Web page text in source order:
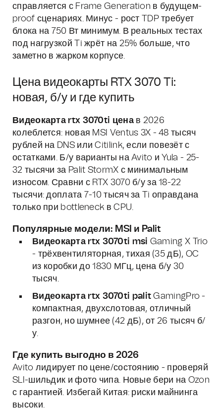
справляется с Frame Generation в будущем-
proof сценариях. Минус - рост TDP требует
блока на 750 Вт минимум. В реальных тестах
под нагрузкой Ti жрёт на 25% больше, что
заметно в жарком корпусе.
Цена видеокарты RTX 3070 Ti:
новая, б/у и где купить
Видеокарта rtx 3070ti ценав 2026
колеблется: новая MSI Ventus 3X - 48 тысяч
рублей на DNS или Citilink, если повезёт с
остатками. Б/у варианты на Avito и Yula - 25-
32 тысячи за Palit StormX с минимальным
износом. Сравни с RTX 3070 б/у за 18-22
тысячи: доплата 7-10 тысяч за Ti оправдана
только при bottleneck в CPU.
Популярные модели: MSI и Palit
Видеокарта rtx 3070ti msi Gaming X Trio
- трёхвентиляторная, тихая (35 дБ), OC
из коробки до 1830 МГц, цена б/у 30
тысяч.
Видеокарта rtx 3070ti palit GamingPro -
компактная, двухслотовая, отличный
разгон, но шумнее (42 дБ), от 26 тысяч б/
у.
Где купить выгодно в 2026
Avito лидирует по цене/состоянию - проверяй
SLI-шильдик и фото чипа. Новые бери на Ozon
с гарантией. Избегай Китая: риски майнинга
высоки.